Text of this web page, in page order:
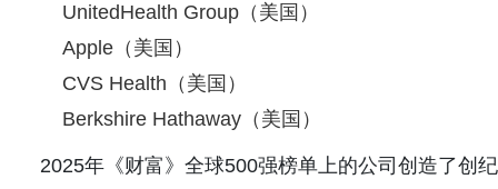
UnitedHealth Group（美国）
Apple（美国）
CVS Health（美国）
Berkshire Hathaway（美国）
2025年《财富》全球500强榜单上的公司创造了创